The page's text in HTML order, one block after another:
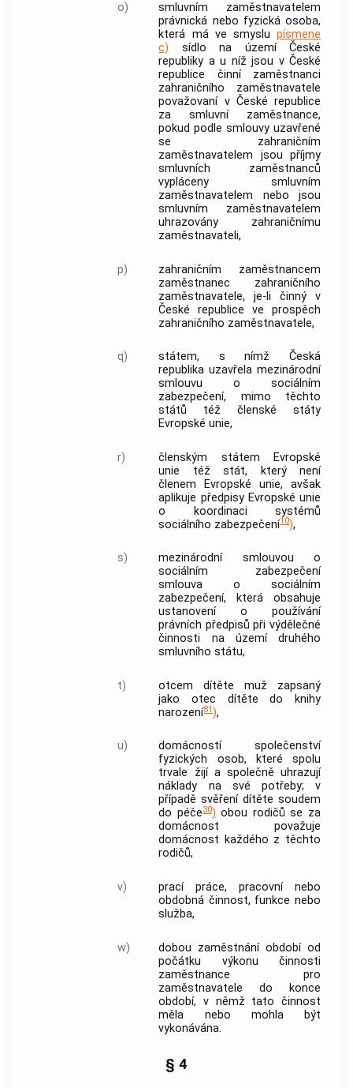
o)
smluvním zaměstnavatelem
právnická nebo fyzická osoba,
která má ve smyslu písmene
c) sídlo na území České
republiky a u níž jsou v České
republice činní zaměstnanci
zahraničního zaměstnavatele
považovaní v České republice
zasmluvní zaměstnance,
pokud podle smlouvy uzavřené
se zahraničním
zaměstnavatelem jsou příjmy
smluvních zaměstnanců
vypláceny smluvním
zaměstnavatelem nebo jsou
smluvním zaměstnavatelem
uhrazovány zahraničnímu
zaměstnavateli,
p)
zahraničním zaměstnancem
zaměstnanec zahraničního
zaměstnavatele, je-li činný v
České republice ve prospěch
zahraničního zaměstnavatele,
q)
státem, s nímž Česká
republika uzavřela mezinárodní
smlouvu o sociálním
zabezpečení, mimo těchto
států též členské státy
Evropské unie,
r)
členským státem Evropské
unie též stát, který není
členem Evropské unie, avšak
aplikuje předpisy Evropské unie
o koordinaci systémů
sociálního zabezpečení10),
s)
mezinárodní smlouvou o
sociálním zabezpečení
smlouva o sociálním
zabezpečení, která obsahuje
ustanovení o používání
právních předpisů při výdělečné
činnosti na území druhého
smluvního státu,
t) otcem dítěte muž zapsaný
jakootec dítěte do knihy
narození81),
u)
domácností společenství
fyzických osob, které spolu
trvale žijí a společně uhrazují
náklady na své potřeby; v
případě svěření dítěte soudem
do péče30) obou rodičů se za
domácnost považuje
domácnost každého z těchto
rodičů,
v) pracípráce, pracovní nebo
obdobná činnost, funkce nebo
služba,
w) dobou zaměstnáníobdobí od
počátku výkonu činnosti
zaměstnance pro
zaměstnavatele do konce
období, v němž tato činnost
měla nebo mohla být
vykonávána.
§ 4